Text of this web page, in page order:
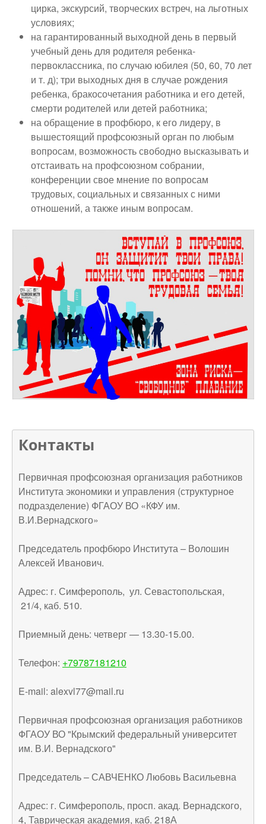
цирка, экскурсий, творческих встреч, на льготных
условиях;
на гарантированный выходной день в первый
учебный день для родителя ребенка-
первоклассника, по случаю юбилея (50, 60, 70 лет
и т. д); три выходных дня в случае рождения
ребенка, бракосочетания работника и его детей,
смерти родителей или детей работника;
на обращение в профбюро, к его лидеру, в
вышестоящий профсоюзный орган по любым
вопросам, возможность свободно высказывать и
отстаивать на профсоюзном собрании,
конференции свое мнение по вопросам
трудовых, социальных и связанных с ними
отношений, а также иным вопросам.
Контакты
Первичная профсоюзная организация работников
Института экономики и управления (структурное
подразделение) ФГАОУ ВО «КФУ им.
В.И.Вернадского»
Председатель профбюро Института – Волошин
Алексей Иванович.
Адрес: г. Симферополь, ул. Севастопольская,
21/4, каб. 510.
Приемный день: четверг — 13.30-15.00.
Телефон: +79787181210
E-mail: alexvl77@mail.ru
Первичная профсоюзная организация работников
ФГАОУ ВО "Крымский федеральный университет
им. В.И. Вернадского"
Председатель – САВЧЕНКО Любовь Васильевна
Адрес: г. Симферополь, просп. акад. Вернадского,
4, Таврическая академия, каб. 218А